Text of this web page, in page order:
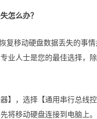
怎么办？
复移动硬盘数据丢失的事
业人士是您的最佳选择，
】，选择【通用串行总线
将移动硬盘连接到电脑上。